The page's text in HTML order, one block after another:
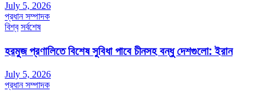
July 5, 2026
প্রধান সম্পাদক
বিশ্ব সর্বশেষ
হরমুজ প্রণালিতে বিশেষ সুবিধা পাবে চীনসহ বন্ধু দেশগুলো: ইরান
July 5, 2026
প্রধান সম্পাদক